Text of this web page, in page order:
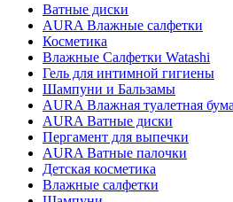
Ватные диски
AURA Влажные салфетки
Косметика
Влажные Салфетки Watashi
Гель для интимной гигиены
Шампуни и Бальзамы
AURA Влажная туалетная
AURA Ватные диски
Пергамент для выпечки
AURA Ватные палочки
Детская косметика
Влажные салфетки